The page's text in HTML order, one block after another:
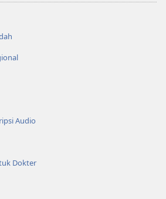
Audio
Dokter